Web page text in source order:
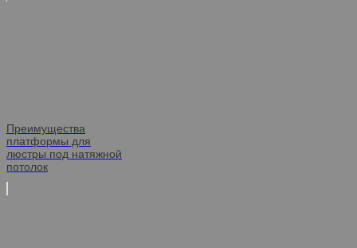
Преимущества
платформы для
люстры под натяжной
потолок